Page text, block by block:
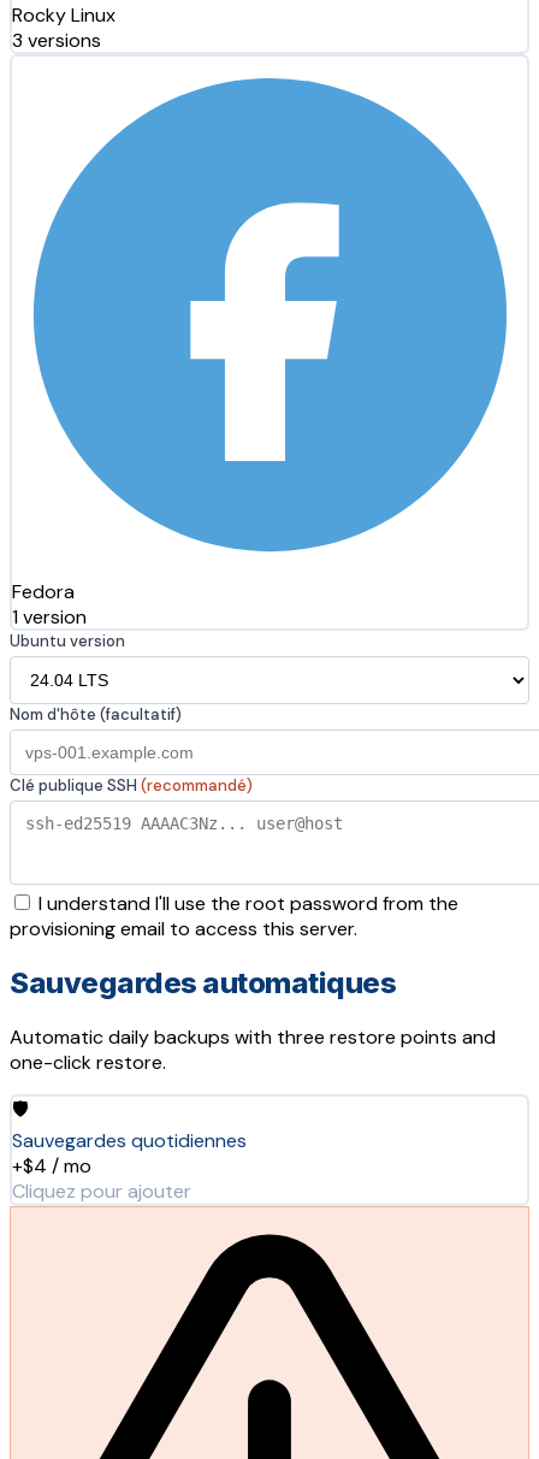
Rocky Linux
3 versions
Fedora
1 version
Ubuntu version
Nom d'hôte (facultatif)
Clé publique SSH (recommandé)
I understand I'll use the root password from the
provisioning email to access this server.
Sauvegardes automatiques
Automatic daily backups with three restore points and
one-click restore.
🛡️
Sauvegardes quotidiennes
+$4 / mo
Cliquez pour ajouter